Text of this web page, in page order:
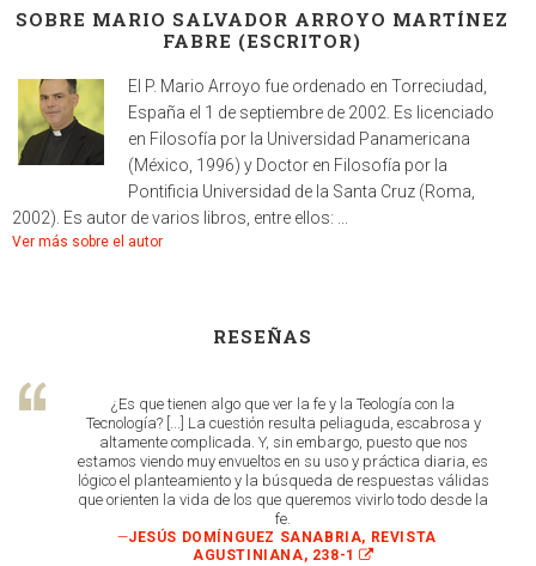
SOBRE MARIO SALVADOR ARROYO MARTÍNEZ
FABRE (ESCRITOR)
El P. Mario Arroyo fue ordenado en Torreciudad,
España el 1 de septiembre de 2002. Es licenciado
en Filosofía por la Universidad Panamericana
(México, 1996) y Doctor en Filosofía por la
Pontificia Universidad de la Santa Cruz (Roma,
2002). Es autor de varios libros, entre ellos: ...
Ver más sobre el autor
RESEÑAS
¿Es que tienen algo que ver la fe y la Teología con la
Tecnología? [...] La cuestión resulta peliaguda, escabrosa y
altamente complicada. Y, sin embargo, puesto que nos
estamos viendo muy envueltos en su uso y práctica diaria, es
lógico el planteamiento y la búsqueda de respuestas válidas
que orienten la vida de los que queremos vivirlo todo desde la
fe.
—JESÚS DOMÍNGUEZ SANABRIA, REVISTA
AGUSTINIANA, 238-1